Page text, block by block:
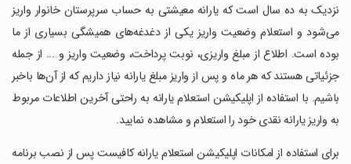
نزدیک به ده سال است که یارانه معیشتی به حساب سرپرستان خانوار واریز
می‌شود و استعلام وضعیت واریز یکی از دغدغه‌های همیشگی بسیاری از ما
بوده است. اطلاع از مبلغ واریزی، نوبت پرداخت، وضعیت واریز و ... از جمله
جزئیاتی هستند که هر ماه و پس از واریز مبلغ یارانه نیاز داریم که از آن‌ها باخبر
باشیم. با استفاده از اپلیکیشن استعلام یارانه به راحتی آخرین اطلاعات مربوط
به واریز یارانه نقدی خود را استعلام و مشاهده نمایید.
‏برای استفاده از امکانات اپلیکیشن استعلام یارانه کافیست پس از نصب برنامه